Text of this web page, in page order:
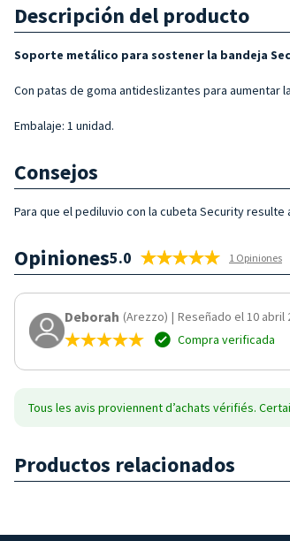
Descripción del producto
Soporte metálico para sostener la bandeja
Con patas de goma antideslizantes para aumentar
Embalaje: 1 unidad.
Consejos
Para que el pediluvio con la cubeta Security
Opiniones5.0 1 Opiniones
Deborah (Arezzo) | Reseñado el 10 abril
Compra verificada
Tous les avis proviennent d’achats vérifiés.
Productos relacionados